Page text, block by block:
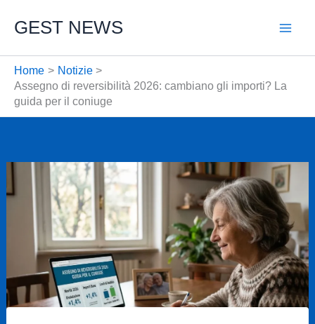
GEST NEWS
Home
Notizie
Assegno di reversibilità 2026: cambiano gli importi? La
guida per il coniuge